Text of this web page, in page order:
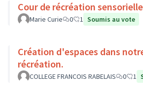
Cour de récréation sensorielle
Marie Curie 0 1 Soumis au vote
Création d'espaces dans
récréation.
COLLEGE FRANCOIS RABELAIS 0 1